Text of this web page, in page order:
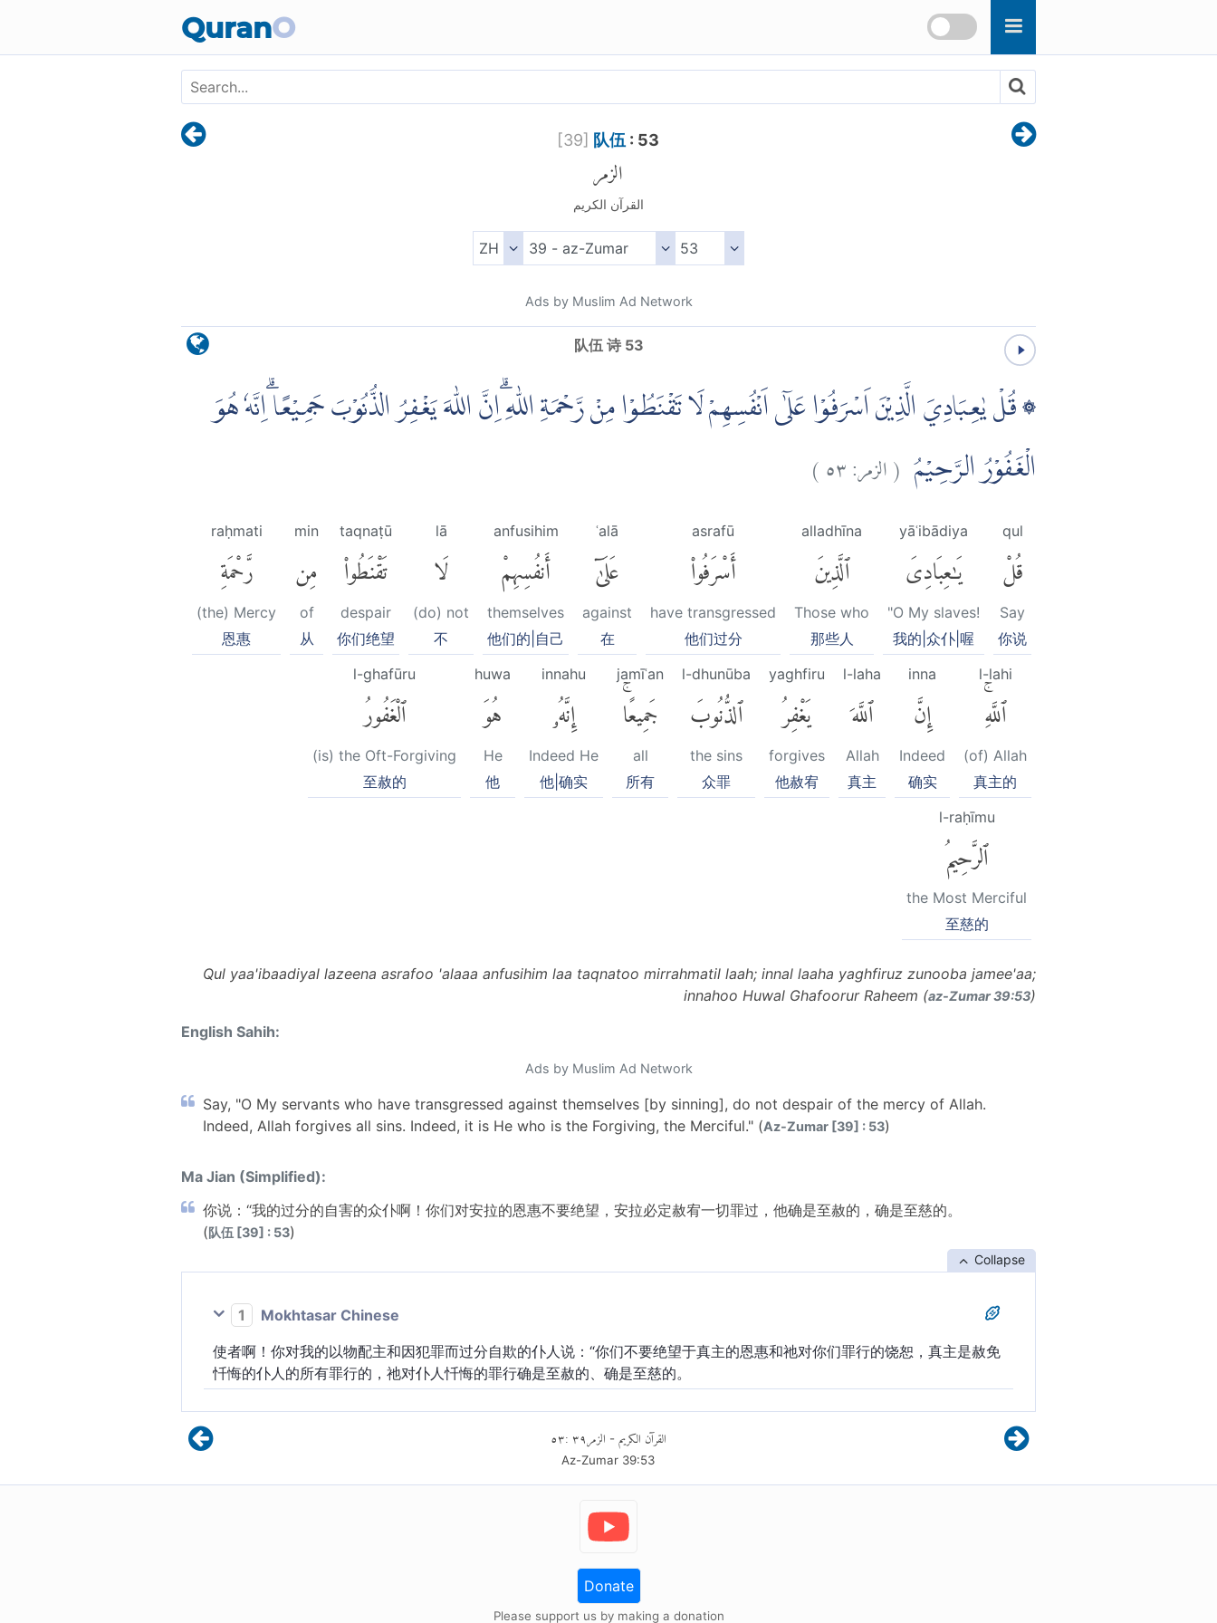
QuranO
[39] 队伍 : 53
الزمر
القرآن الكريم
Ads by Muslim Ad Network
队伍 诗 53
۞ قُلْ يٰعِبَادِيَ الَّذِيْنَ اَسْرَفُوْا عَلٰٓى اَنْفُسِهِمْ لَا تَقْنَطُوْا مِنْ رَّحْمَةِ اللّٰهِ ۗاِنَّ اللّٰهَ يَغْفِرُ الذُّنُوْبَ جَمِيْعًا ۗاِنَّهٗ هُوَ
الْغَفُوْرُ الرَّحِيْمُ (الزمر:٥٣)
qul
قُلْ
Say
你说
yāʿibādiya
يَٰعِبَادِىَ
"O My slaves!
我的|众仆|喔
alladhīna
ٱلَّذِينَ
Those who
那些人
asrafū
أَسْرَفُوا۟
have transgressed
他们过分
ʿalā
عَلَىٰٓ
against
在
anfusihim
أَنفُسِهِمْ
themselves
他们的|自己
lā
لَا
(do) not
不
taqnaṭū
تَقْنَطُوا۟
despair
你们绝望
min
مِن
of
从
raḥmati
رَّحْمَةِ
(the) Mercy
恩惠
l-lahi
ٱللَّهِۚ
(of) Allah
真主的
inna
إِنَّ
Indeed
确实
l-laha
ٱللَّهَ
Allah
真主
yaghfiru
يَغْفِرُ
forgives
他赦宥
l-dhunūba
ٱلذُّنُوبَ
the sins
众罪
jamīʿan
جَمِيعًاۚ
all
所有
innahu
إِنَّهُۥ
Indeed He
他|确实
huwa
هُوَ
He
他
l-ghafūru
ٱلْغَفُورُ
(is) the Oft-Forgiving
至赦的
l-raḥīmu
ٱلرَّحِيمُ
the Most Merciful
至慈的
Qul yaa'ibaadiyal lazeena asrafoo 'alaaa anfusihim laa taqnatoo mirrahmatil laah; innal laaha yaghfiruz zunooba jamee'aa;
innahoo Huwal Ghafoorur Raheem (az-Zumar 39:53)
English Sahih:
Ads by Muslim Ad Network
Say, "O My servants who have transgressed against themselves [by sinning], do not despair of the mercy of Allah.
Indeed, Allah forgives all sins. Indeed, it is He who is the Forgiving, the Merciful." (Az-Zumar [39] : 53)
Ma Jian (Simplified):
你说：“我的过分的自害的众仆啊！你们对安拉的恩惠不要绝望，安拉必定赦宥一切罪过，他确是至赦的，确是至慈的。
(队伍 [39] : 53)
Collapse
1
Mokhtasar Chinese
使者啊！你对我的以物配主和因犯罪而过分自欺的仆人说：“你们不要绝望于真主的恩惠和祂对你们罪行的饶恕，真主是赦免
忏悔的仆人的所有罪行的，祂对仆人忏悔的罪行确是至赦的、确是至慈的。
القرآن الكريم - الزمر٣٩:٥٣
Az-Zumar 39:53
Donate
Please support us by making a donation